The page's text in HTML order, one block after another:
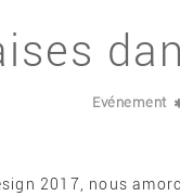
Evénement
2017, nous